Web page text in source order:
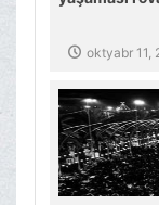
oktyabr 11,